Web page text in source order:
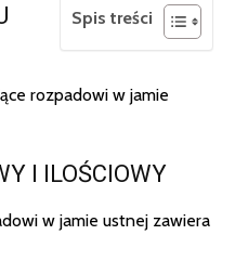
Spis treści
rozpadowi w jamie
I ILOŚCIOWY
w jamie ustnej zawiera